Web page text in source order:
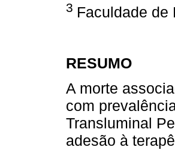
3 Faculdade de
RESUMO
A morte
com
Transluminal
adesão à